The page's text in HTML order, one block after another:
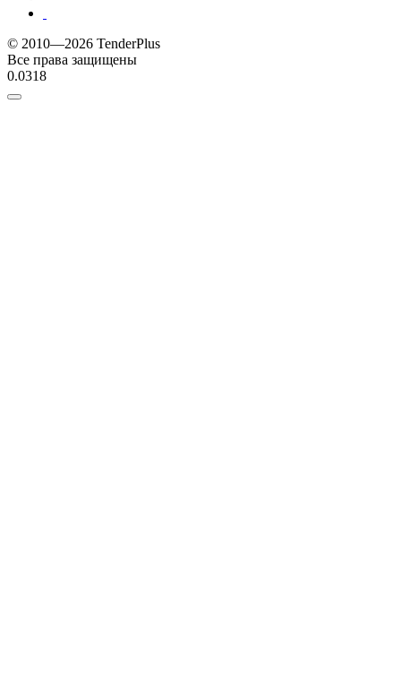
© 2010—2026 TenderPlus
Все права защищены
0.0318